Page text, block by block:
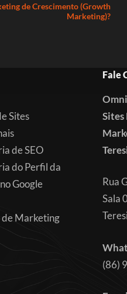
de Crescimento (Growth
Marketing)?
Sites
de SEO
do Perfil da
Google
de Marketing
Fale
Sites
Rua
Sala
(86)